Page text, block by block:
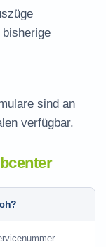
sind an
verfügbar.